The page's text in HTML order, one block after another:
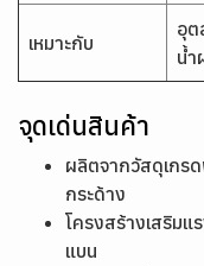
เหมาะกับ
อุต
น้ำ
จุดเด่นสินค้า
ผลิตจากวัสดุเกร
กระด้าง
โครงสร้างเสริม
แบน